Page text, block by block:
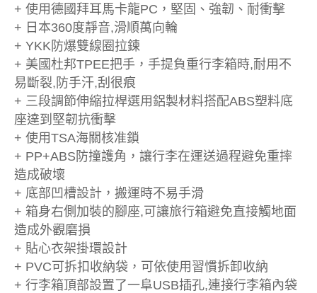
+ 使用德國拜耳馬卡龍PC，堅固、強韌、耐衝擊
+ 日本360度靜音,滑順萬向輪
+ YKK防爆雙線圈拉鍊
+ 美國杜邦TPEE把手，手提負重行李箱時,耐用不
易斷裂,防手汗,刮很痕
+ 三段調節伸縮拉桿選用鋁製材料搭配ABS塑料底
座達到堅韌抗衝擊
+ 使用TSA海關核准鎖
+ PP+ABS防撞護角，讓行李在運送過程避免重摔
造成破壞
+ 底部凹槽設計，搬運時不易手滑
+ 箱身右側加裝的腳座,可讓旅行箱避免直接觸地面
造成外觀磨損
+ 貼心衣架掛環設計
+ PVC可拆扣收納袋，可依使用習慣拆卸收納
+ 行李箱頂部設置了一阜USB插孔,連接行李箱內袋